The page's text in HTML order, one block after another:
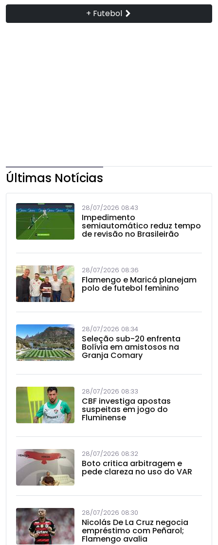
+ Futebol
Últimas Notícias
28/07/2026 08:43
Impedimento
semiautomático reduz tempo
de revisão no Brasileirão
28/07/2026 08:36
Flamengo e Maricá planejam
polo de futebol feminino
28/07/2026 08:34
Seleção sub-20 enfrenta
Bolívia em amistosos na
Granja Comary
28/07/2026 08:33
CBF investiga apostas
suspeitas em jogo do
Fluminense
28/07/2026 08:32
Boto critica arbitragem e
pede clareza no uso do VAR
28/07/2026 08:30
Nicolás De La Cruz negocia
empréstimo com Peñarol;
Flamengo avalia